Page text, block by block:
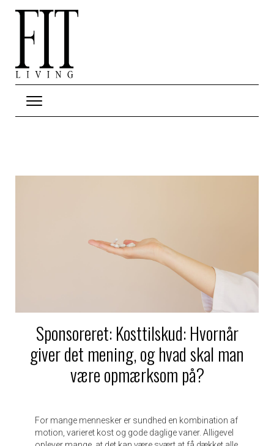
Sponsoreret: Kosttilskud: Hvornår
giver det mening, og hvad skal man
være opmærksom på?
For mange mennesker er sundhed en kombination af
motion, varieret kost og gode daglige vaner. Alligevel